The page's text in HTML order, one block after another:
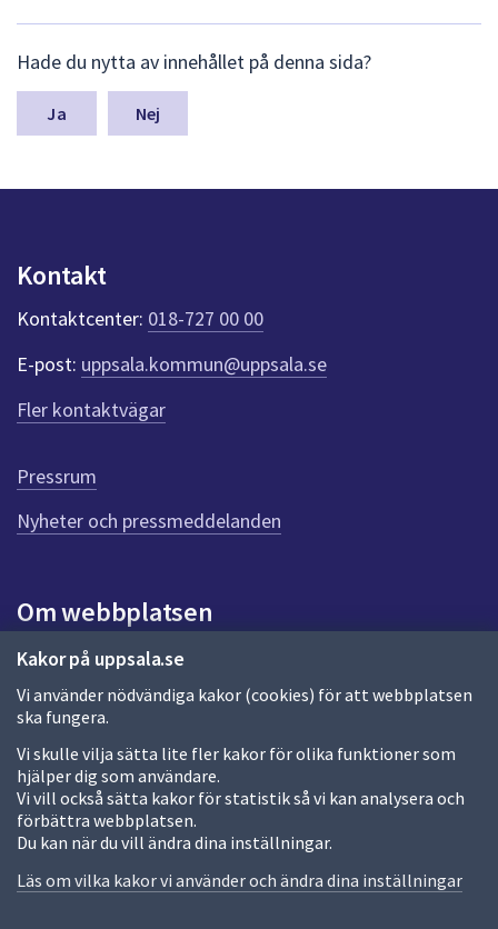
Kakor på uppsala.se
Vi använder nödvändiga kakor (cookies) för att webbplatsen
ska fungera.
Vi skulle vilja sätta lite fler kakor för olika funktioner som
hjälper dig som användare.
Vi vill också sätta kakor för statistik så vi kan analysera och
förbättra webbplatsen.
Du kan när du vill ändra dina inställningar.
Läs om vilka kakor vi använder och ändra dina inställningar
ä
m
a
y
n
t
r
ö
d
e
n
n
i
d
a
Hade du nytta av innehållet på denna sida?
Nej
Kontakt
Kontaktcenter: 018-727 00 00
E-post: uppsala.kommun@uppsala.se
Fler kontaktvägar
Pressrum
Nyheter och pressmeddelanden
Om webbplatsen
Om webbplatsen
Allmänna handlingar och diarium
Behandling av personuppgifter
Kakor
Språk (other languages)
Tillgänglighetsredogörelse